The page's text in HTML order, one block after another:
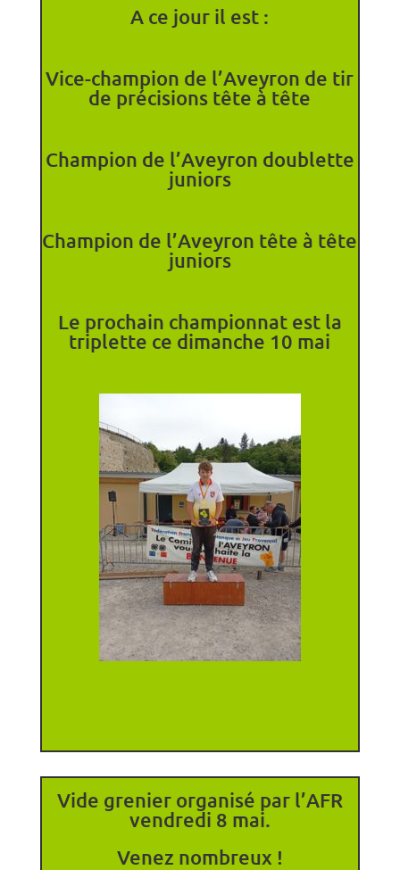
A ce jour il est :
Vice-champion de l’Aveyron de tir
de précisions tête à tête
Champion de l’Aveyron doublette
juniors
Champion de l’Aveyron tête à tête
juniors
Le prochain championnat est la
triplette ce dimanche 10 mai
Vide grenier organisé par l’AFR
vendredi 8 mai.
Venez nombreux !